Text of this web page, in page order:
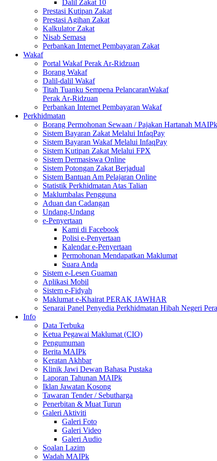
Dalil Zakat 10
Prestasi Kutipan Zakat
Prestasi Agihan Zakat
Kalkulator Zakat
Nisab Semasa
Perbankan Internet Pembayaran Zakat
Wakaf
Portal Wakaf Perak Ar-Ridzuan
Borang Wakaf
Dalil-dalil Wakaf
Titah Tuanku Sempena PelancaranWakaf
Perak Ar-Ridzuan
Perbankan Internet Pembayaran Wakaf
Perkhidmatan
Borang Permohonan Sewaan / Pajakan Hartanah MAIPk
Sistem Bayaran Zakat Melalui InfaqPay
Sistem Bayaran Wakaf Melalui InfaqPay
Sistem Kutipan Zakat Melalui FPX
Sistem Dermasiswa Online
Sistem Potongan Zakat Berjadual
Sistem Bantuan Am Pelajaran Online
Statistik Perkhidmatan Atas Talian
Maklumbalas Pengguna
Aduan dan Cadangan
Undang-Undang
e-Penyertaan
Kami di Facebook
Polisi e-Penyertaan
Kalendar e-Penyertaan
Permohonan Mendapatkan Maklumat
Suara Anda
Sistem e-Lesen Guaman
Aplikasi Mobil
Sistem e-Fidyah
Maklumat e-Khairat PERAK JAWHAR
Senarai Panel Penyedia Perkhidmatan Hibah Negeri
Info
Data Terbuka
Ketua Pegawai Maklumat (CIO)
Pengumuman
Berita MAIPk
Keratan Akhbar
Klinik Jawi Dewan Bahasa Pustaka
Laporan Tahunan MAIPk
Iklan Jawatan Kosong
Tawaran Tender / Sebutharga
Penerbitan & Muat Turun
Galeri Aktiviti
Galeri Foto
Galeri Video
Galeri Audio
Soalan Lazim
Wadah MAIPk